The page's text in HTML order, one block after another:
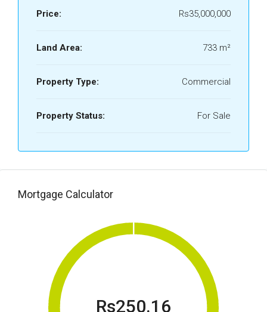
Price: Rs35,000,000
Land Area: 733 m²
Property Type: Commercial
Property Status: For Sale
Mortgage Calculator
Rs250.16